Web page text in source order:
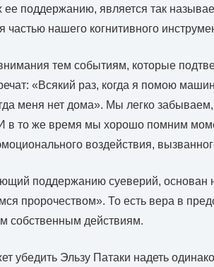
поддержанию, является так
нашего когнитивного
тем событиям, которые
«Всякий раз, когда я помою
меня нет дома». Мы легко забываем,
в то же время мы хорошо помним
воздействия,
поддержанию суеверий, основан
пророчеством». То есть вера в
собственным действиям.
убедить Эльзу Патаки надеть